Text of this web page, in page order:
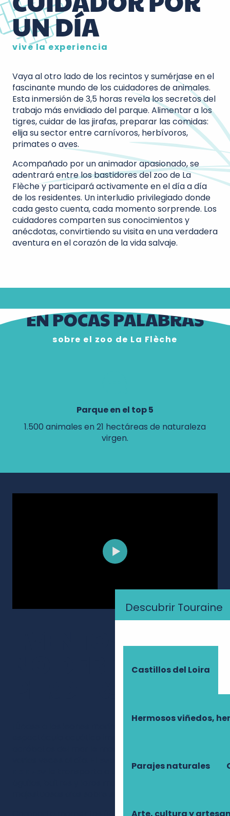
Descubrir Touraine
Castillos del Loira
Hermosos viñedos,
Parajes naturales
UN DÍA
vive la experiencia
Vaya al otro lado de los recintos y sumérjase en el
fascinante mundo de los cuidadores de animales.
Esta inmersión de 3,5 horas revela los secretos del
trabajo más envidiado del parque. Alimentar a los
tigres, cuidar de las jirafas, preparar las comidas:
elija su sector entre carnívoros, herbívoros,
primates o aves.
Acompañado por un animador apasionado, se
adentrará entre los bastidores del zoo de La
Flèche y participará activamente en el día a día
de los residentes. Un interludio privilegiado donde
cada gesto cuenta, cada momento sorprende. Los
cuidadores comparten sus conocimientos y
anécdotas, convirtiendo su visita en una verdadera
aventura en el corazón de la vida salvaje.
EN POCAS PALABRAS
sobre el zoo de La Flèche
Parque en el top 5
1.500 animales en 21 hectáreas de naturaleza
virgen.
EVENTOS QUE
espectáculo de vuelo libre
le transporta a un ballet aéreo en el que